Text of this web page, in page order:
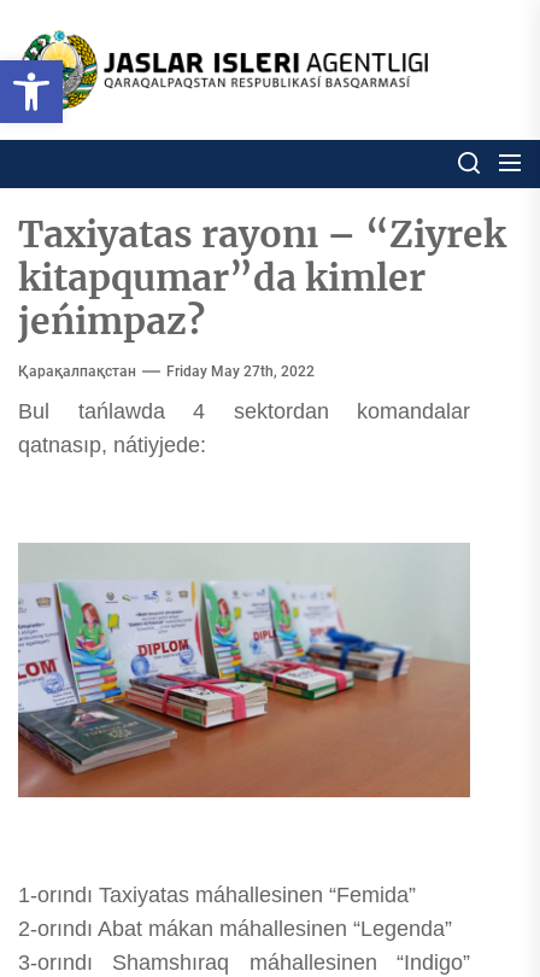
Open toolbar
content
Respublikası
basqarması
Ózbekstan jaslar isleri
Taxiyatas rayonı – “Ziyrek
kitapqumar”da kimler
jeńimpaz?
Қарақалпақстан Friday May 27th, 2022
Bul tańlawda 4 sektordan komandalar
qatnasıp, nátiyjede:
1-orındı Taxiyatas máhallesinen “Femida”
2-orındı Abat mákan máhallesinen “Legenda”
3-orındı Shamshıraq máhallesinen “Indigo”